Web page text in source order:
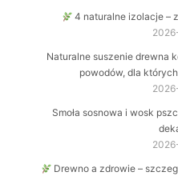
4 naturalne izolacje –
Naturalne suszenie drewna
powodów, dla
Smoła sosnowa i wosk
Drewno a zdrowie –